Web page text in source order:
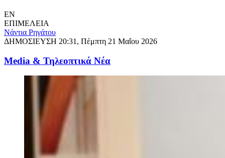
EN
ΕΠΙΜΕΛΕΙΑ
Νάντια Ρηγάτου
ΔΗΜΟΣΙΕΥΣΗ 20:31, Πέμπτη 21 Μαΐου 2026
Media & Τηλεοπτικά Νέα